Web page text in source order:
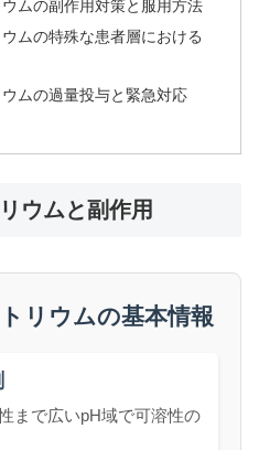
ムの副作用対策と服用方法
ムの特殊な患者層における
ムの過量投与と緊急対応
ウムと副作用
リウムの基本情報
まで広いpH域で可溶性の